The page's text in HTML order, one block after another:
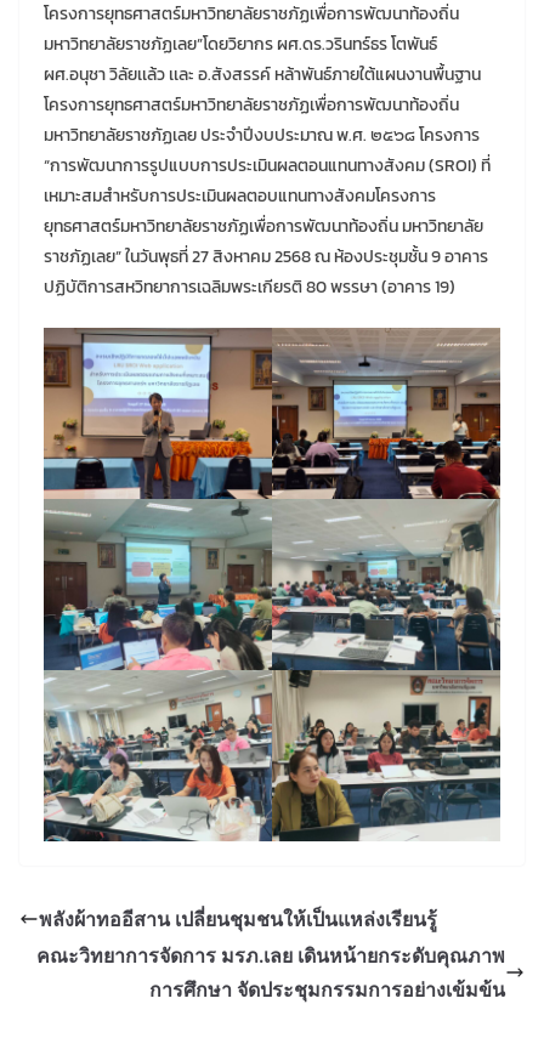
โครงการยุทธศาสตร์มหาวิทยาลัยราชภัฏเพื่อการพัฒนาท้องถิ่น
มหาวิทยาลัยราชภัฏเลย”โดยวิยากร ผศ.ดร.วรินทร์ธร โตพันธ์
ผศ.อนุชา วิลัยเเล้ว เเละ อ.สังสรรค์ หล้าพันธ์ภายใต้แผนงานพื้นฐาน
โครงการยุทธศาสตร์มหาวิทยาลัยราชภัฏเพื่อการพัฒนาท้องถิ่น
มหาวิทยาลัยราชภัฏเลย ประจำปีงบประมาณ พ.ศ. ๒๕๖๘ โครงการ
“การพัฒนาการรูปแบบการประเมินผลตอนแทนทางสังคม (SROI) ที่
เหมาะสมสำหรับการประเมินผลตอบแทนทางสังคมโครงการ
ยุทธศาสตร์มหาวิทยาลัยราชภัฏเพื่อการพัฒนาท้องถิ่น มหาวิทยาลัย
ราชภัฏเลย” ในวันพุธที่ 27 สิงหาคม 2568 ณ ห้องประชุมชั้น 9 อาคาร
ปฏิบัติการสหวิทยาการเฉลิมพระเกียรติ 80 พรรษา (อาคาร 19)
พลังผ้าทออีสาน เปลี่ยนชุมชนให้เป็นแหล่งเรียนรู้
คณะวิทยาการจัดการ มรภ.เลย เดินหน้ายกระดับคุณภาพ
การศึกษา จัดประชุมกรรมการอย่างเข้มข้น